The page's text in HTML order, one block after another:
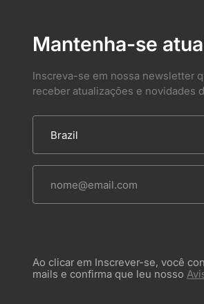
Mantenha-se
Inscreva-se em nossa newsletter
receber atualizações e novidades
Ao clicar em Inscrever-se, você
mails e confirma que leu nosso